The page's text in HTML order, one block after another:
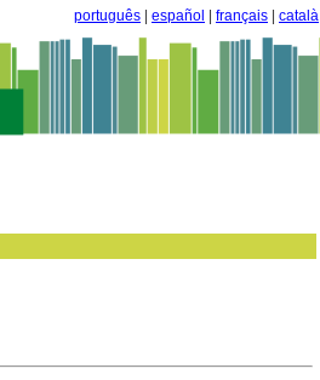
português español français català